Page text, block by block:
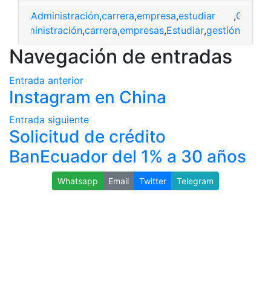
Administración,carrera,empresa,estudiar ,Gestión
Administración,carrera,empresas,Estudiar,gestión
Navegación de entradas
Entrada anterior
Instagram en China
Entrada siguiente
Solicitud de crédito
BanEcuador del 1% a 30 años
Whatsapp Email Twitter Telegram